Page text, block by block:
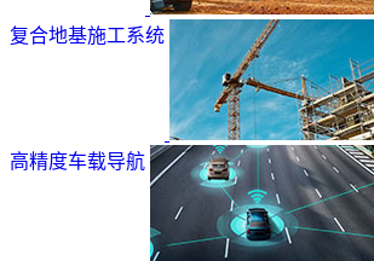
复合地基施工系统
高精度车载导航